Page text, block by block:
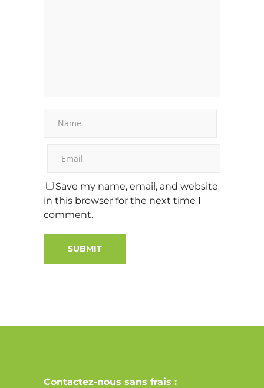
Save my name, email, and website
in this browser for the next time I
comment.
Contactez-nous sans frais :